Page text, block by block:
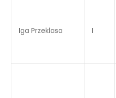
Iga Przeklasa I